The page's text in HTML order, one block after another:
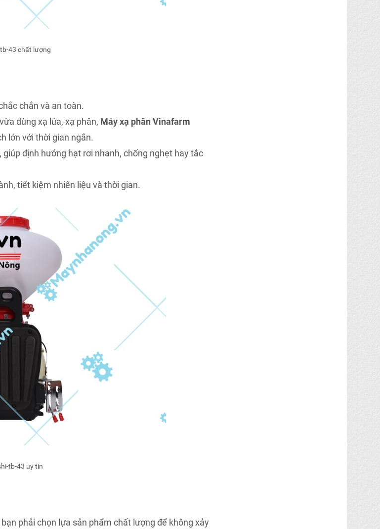
43 chất lượng
chắn và an toàn.
dùng xạ lúa, xạ phân, Máy xạ phân Vinafarm
lớn với thời gian ngắn.
định hướng hạt rơi nhanh, chống nghẹt hay tắc
tiết kiệm nhiên liệu và thời gian.
tb-43 uy tín
phải chọn lựa sản phẩm chất lượng để không xảy